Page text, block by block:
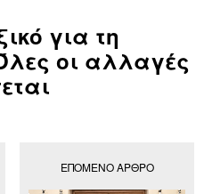
για τη
οι αλλαγές
ΕΠΌΜΕΝΟ ΆΡΘΡΟ